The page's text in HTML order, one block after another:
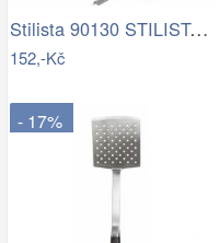
Stilista 90130 STILISTA Obal na 350 cm…
152,-Kč
- 17%